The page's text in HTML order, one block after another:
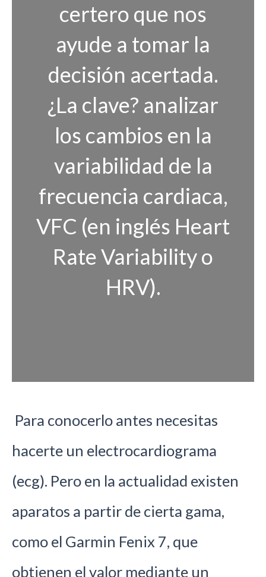
certero que nos
ayude a tomar la
decisión acertada.
¿La clave? analizar
los cambios en la
variabilidad de la
frecuencia cardiaca,
VFC (en inglés Heart
Rate Variability o
HRV).
Para conocerlo antes necesitas
hacerte un electrocardiograma
(ecg). Pero en la actualidad existen
aparatos a partir de cierta gama,
como el Garmin Fenix 7, que
obtienen el valor mediante un